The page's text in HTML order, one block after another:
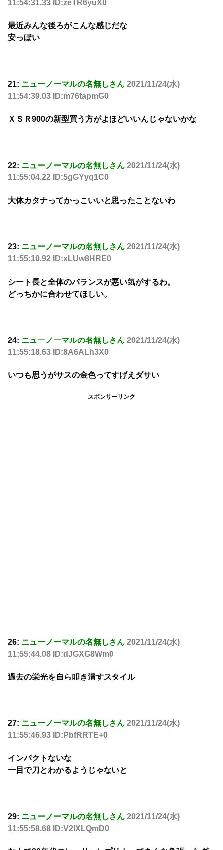
11:54:31.33 ID:zeTR6yuX0
最近みんな後ろがこんな感じだな
安っぽい
21: ニューノーマルの名無しさん 2021/11/24(水)
11:54:39.03 ID:m76tapmG0
ＸＳＲ900の新型買う方がよほどいいんじゃないかな
22: ニューノーマルの名無しさん 2021/11/24(水)
11:55:04.22 ID:5gGYyq1C0
大体カタナってかっこいいと思ったことないわ
23: ニューノーマルの名無しさん 2021/11/24(水)
11:55:10.92 ID:xLUw8HRE0
シート長と全体のバランスが悪い気がするわ。
どっちかに合わせてほしい。
24: ニューノーマルの名無しさん 2021/11/24(水)
11:55:18.63 ID:8A6ALh3X0
いつも思うがサスの金色ってすげえダサい
スポンサーリンク
26: ニューノーマルの名無しさん 2021/11/24(水)
11:55:44.08 ID:dJGXG8Wm0
過去の栄光を自ら叩き潰すスタイル
27: ニューノーマルの名無しさん 2021/11/24(水)
11:55:46.93 ID:PbfRRTE+0
インパクトないな
一目で刀とわかるようじゃないと
29: ニューノーマルの名無しさん 2021/11/24(水)
11:55:58.68 ID:V2lXLQmD0